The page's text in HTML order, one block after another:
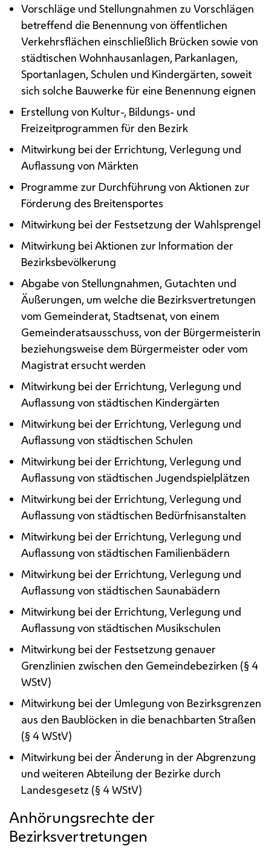
Vorschläge und Stellungnahmen zu Vorschlägen
betreffend die Benennung von öffentlichen
Verkehrsflächen einschließlich Brücken sowie von
städtischen Wohnhausanlagen, Parkanlagen,
Sportanlagen, Schulen und Kindergärten, soweit
sich solche Bauwerke für eine Benennung eignen
Erstellung von Kultur-, Bildungs- und
Freizeitprogrammen für den Bezirk
Mitwirkung bei der Errichtung, Verlegung und
Auflassung von Märkten
Programme zur Durchführung von Aktionen zur
Förderung des Breitensportes
Mitwirkung bei der Festsetzung der Wahlsprengel
Mitwirkung bei Aktionen zur Information der
Bezirksbevölkerung
Abgabe von Stellungnahmen, Gutachten und
Äußerungen, um welche die Bezirksvertretungen
vom Gemeinderat, Stadtsenat, von einem
Gemeinderatsausschuss, von der Bürgermeisterin
beziehungsweise dem Bürgermeister oder vom
Magistrat ersucht werden
Mitwirkung bei der Errichtung, Verlegung und
Auflassung von städtischen Kindergärten
Mitwirkung bei der Errichtung, Verlegung und
Auflassung von städtischen Schulen
Mitwirkung bei der Errichtung, Verlegung und
Auflassung von städtischen Jugendspielplätzen
Mitwirkung bei der Errichtung, Verlegung und
Auflassung von städtischen Bedürfnisanstalten
Mitwirkung bei der Errichtung, Verlegung und
Auflassung von städtischen Familienbädern
Mitwirkung bei der Errichtung, Verlegung und
Auflassung von städtischen Saunabädern
Mitwirkung bei der Errichtung, Verlegung und
Auflassung von städtischen Musikschulen
Mitwirkung bei der Festsetzung genauer
Grenzlinien zwischen den Gemeindebezirken (§ 4
WStV)
Mitwirkung bei der Umlegung von Bezirksgrenzen
aus den Baublöcken in die benachbarten Straßen
(§ 4WStV)
Mitwirkung bei der Änderung in der Abgrenzung
und weiteren Abteilung der Bezirke durch
Landesgesetz (§ 4WStV)
Anhörungsrechte der
Bezirksvertretungen